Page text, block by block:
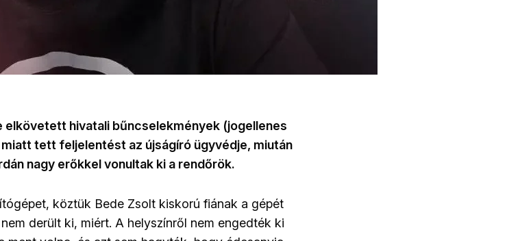
hivatali bűncselekmények (jogellenes
tett feljelentést az újságíró ügyvédje, miután
nagy erőkkel vonultak ki a rendőrök.
köztük Bede Zsolt kiskorú fiának a gépét
derült ki, miért. A helyszínről nem engedték ki